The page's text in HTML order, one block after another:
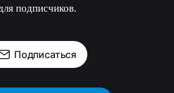
подписчиков.
Подписаться